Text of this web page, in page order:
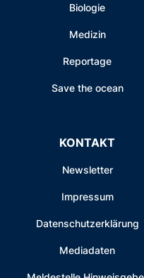
Biologie
Medizin
Reportage
Save the ocean
KONTAKT
Newsletter
Impressum
Datenschutzerklärung
Mediadaten